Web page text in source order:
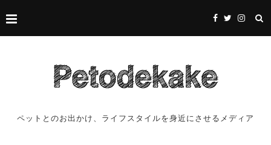
ペットとのお出かけ、ライフスタイルを身近にさせるメディア